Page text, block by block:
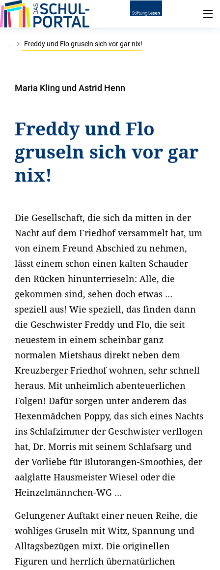
... Freddy und Flo gruseln sich vor gar nix!
Maria Kling und Astrid Henn
Freddy und Flo
gruseln sich vor gar
nix!
Die Gesellschaft, die sich da mitten in der
Nacht auf dem Friedhof versammelt hat, um
von einem Freund Abschied zu nehmen,
lässt einem schon einen kalten Schauder
den Rücken hinunterrieseln: Alle, die
gekommen sind, sehen doch etwas …
speziell aus! Wie speziell, das finden dann
die Geschwister Freddy und Flo, die seit
neuestem in einem scheinbar ganz
normalen Mietshaus direkt neben dem
Kreuzberger Friedhof wohnen, sehr schnell
heraus. Mit unheimlich abenteuerlichen
Folgen! Dafür sorgen unter anderem das
Hexenmädchen Poppy, das sich eines Nachts
ins Schlafzimmer der Geschwister verflogen
hat, Dr. Morris mit seinem Schlafsarg und
der Vorliebe für Blutorangen-Smoothies, der
aalglatte Hausmeister Wiesel oder die
Heinzelmännchen-WG …
Gelungener Auftakt einer neuen Reihe, die
wohliges Gruseln mit Witz, Spannung und
Alltagsbezügen mixt. Die originellen
Figuren und herrlich übernatürlichen